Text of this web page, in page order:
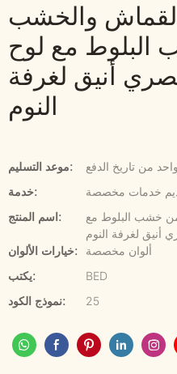
والخشب
مع لوح
أنيق لغرفة
النوم
موعد التسليم:
من تاريخ الدفع
خدمة:
خدمات مخصصة
اسم المنتج:
خشب البلوط مع
أنيق لغرفة النوم
خيارات الألوان:
ألوان مخصصة
يكتب:
BED
نموذج الكود:
25